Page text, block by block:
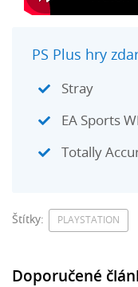
PS Plus hry
Stray
EA Sports
Totally
Štítky: PLAYSTATION
Doporučené